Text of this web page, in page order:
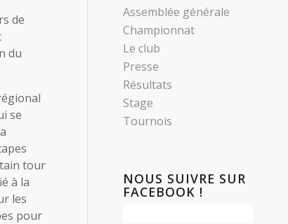
de
du
se
tour
à la
les
pour
Assemblée générale
Championnat
Le club
Presse
Résultats
Stage
Tournois
NOUS SUIVRE SUR
FACEBOOK !